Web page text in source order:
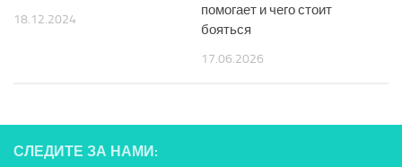
18.12.2024
помогает и чего стоит
бояться
17.06.2026
СЛЕДИТЕ ЗА НАМИ: